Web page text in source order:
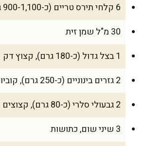
6 קלחי תירס טריים (כ-900-1,100 גרם עם הקלח)
30 מ"ל שמן זית
1 בצל גדול (כ-180 גרם), קצוץ דק
2 גזרים בינוניים (כ-250 גרם), קוביות קטנות
2 גבעולי סלרי (כ-80 גרם), קצוצים
3 שיני שום, כתושות